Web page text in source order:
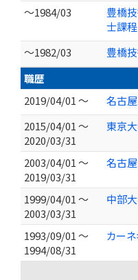
～1984/03
豊橋
士課
～1982/03
豊橋
職歴
2019/04/01 ～
名古
2015/04/01 ～
2020/03/31
東京
2003/04/01 ～
2019/03/31
名古
1999/04/01 ～
2003/03/31
中部
1993/09/01 ～
1994/08/31
カー